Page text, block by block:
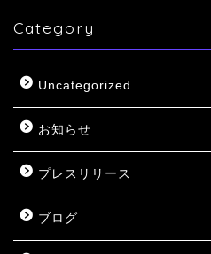
Category
Uncategorized
お知らせ
プレスリリース
ブログ